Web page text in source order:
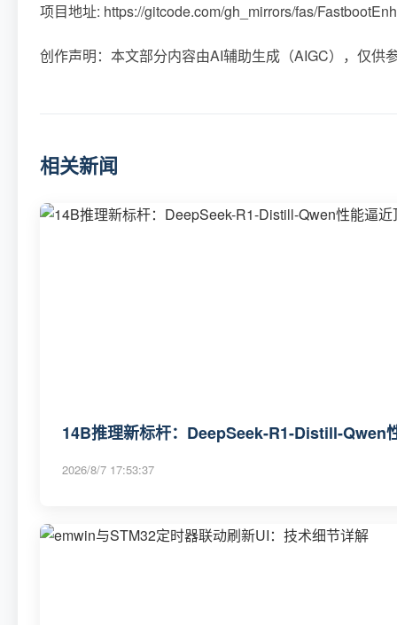
项目地址: https://gitcode.com/gh_mirrors/fas/
创作声明：本文部分内容由AI辅助生成（AIGC），仅供
相关新闻
14B推理新标杆：DeepSeek-R1-Distill-Qwen
2026/8/7 17:53:37